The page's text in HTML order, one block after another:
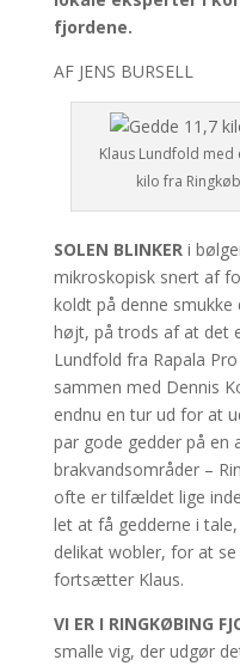
fjordene.
AF JENS BURSELL
Klaus Lundfold
kilo fra
SOLEN BLINKERi
mikroskopisk snert af
koldt på denne
højt, på trods af at det
Lundfold fra Rapala
sammen med Dennis
endnu en tur ud for at
par gode gedder på en
brakvandsområder –
ofte er tilfældet lige
let at få gedderne i
delikat wobler, for at
fortsætter Klaus.
VI ER I RINGKØBING
smalle vig, der udgør